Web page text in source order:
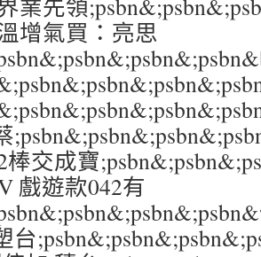
業先領
增氣買：亮思
交成寶
戲遊款042有
台